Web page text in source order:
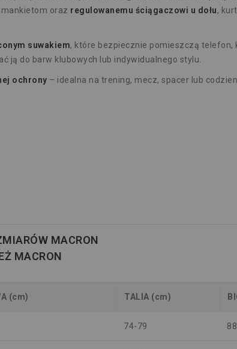
oraz regulowanemu ściągaczowi u dołu,
suwakiem, które bezpiecznie pomieszczą telefon,
ją do barw klubowych lub indywidualnego stylu.
ochrony – idealna na trening, mecz, spacer lub
MACRON
MACRON
(cm) TALIA (cm)
74-79